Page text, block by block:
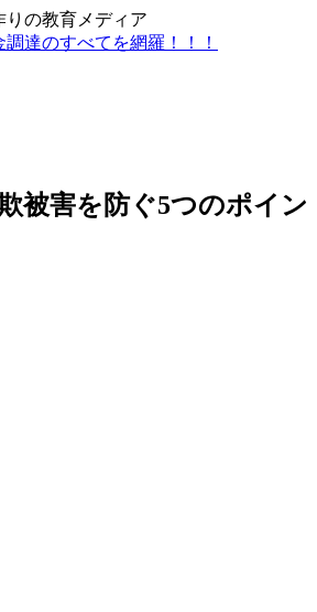
りの教育メディア
達のすべてを網羅！！！
被害を防ぐ5つのポイ